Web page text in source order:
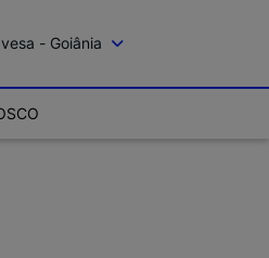
- Goiânia